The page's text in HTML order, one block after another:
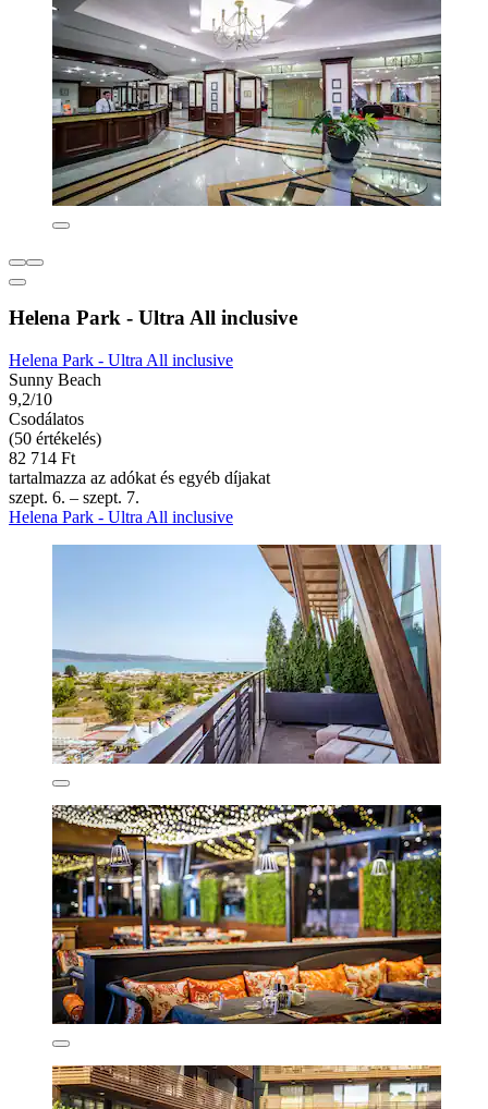
Helena Park - Ultra All inclusive
Helena Park - Ultra All inclusive
Sunny Beach
9,2/10
Csodálatos
(50 értékelés)
82 714 Ft
tartalmazza az adókat és egyéb díjakat
szept. 6. – szept. 7.
Helena Park - Ultra All inclusive